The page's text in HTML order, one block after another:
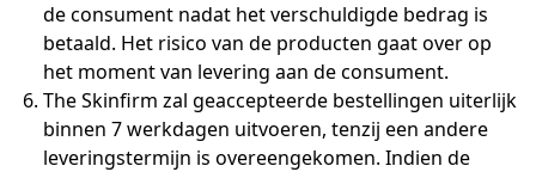
de consument nadat het verschuldigde bedrag is
betaald. Het risico van de producten gaat over op
het moment van levering aan de consument.
The Skinfirm zal geaccepteerde bestellingen uiterlijk
binnen 7 werkdagen uitvoeren, tenzij een andere
leveringstermijn is overeengekomen. Indien de